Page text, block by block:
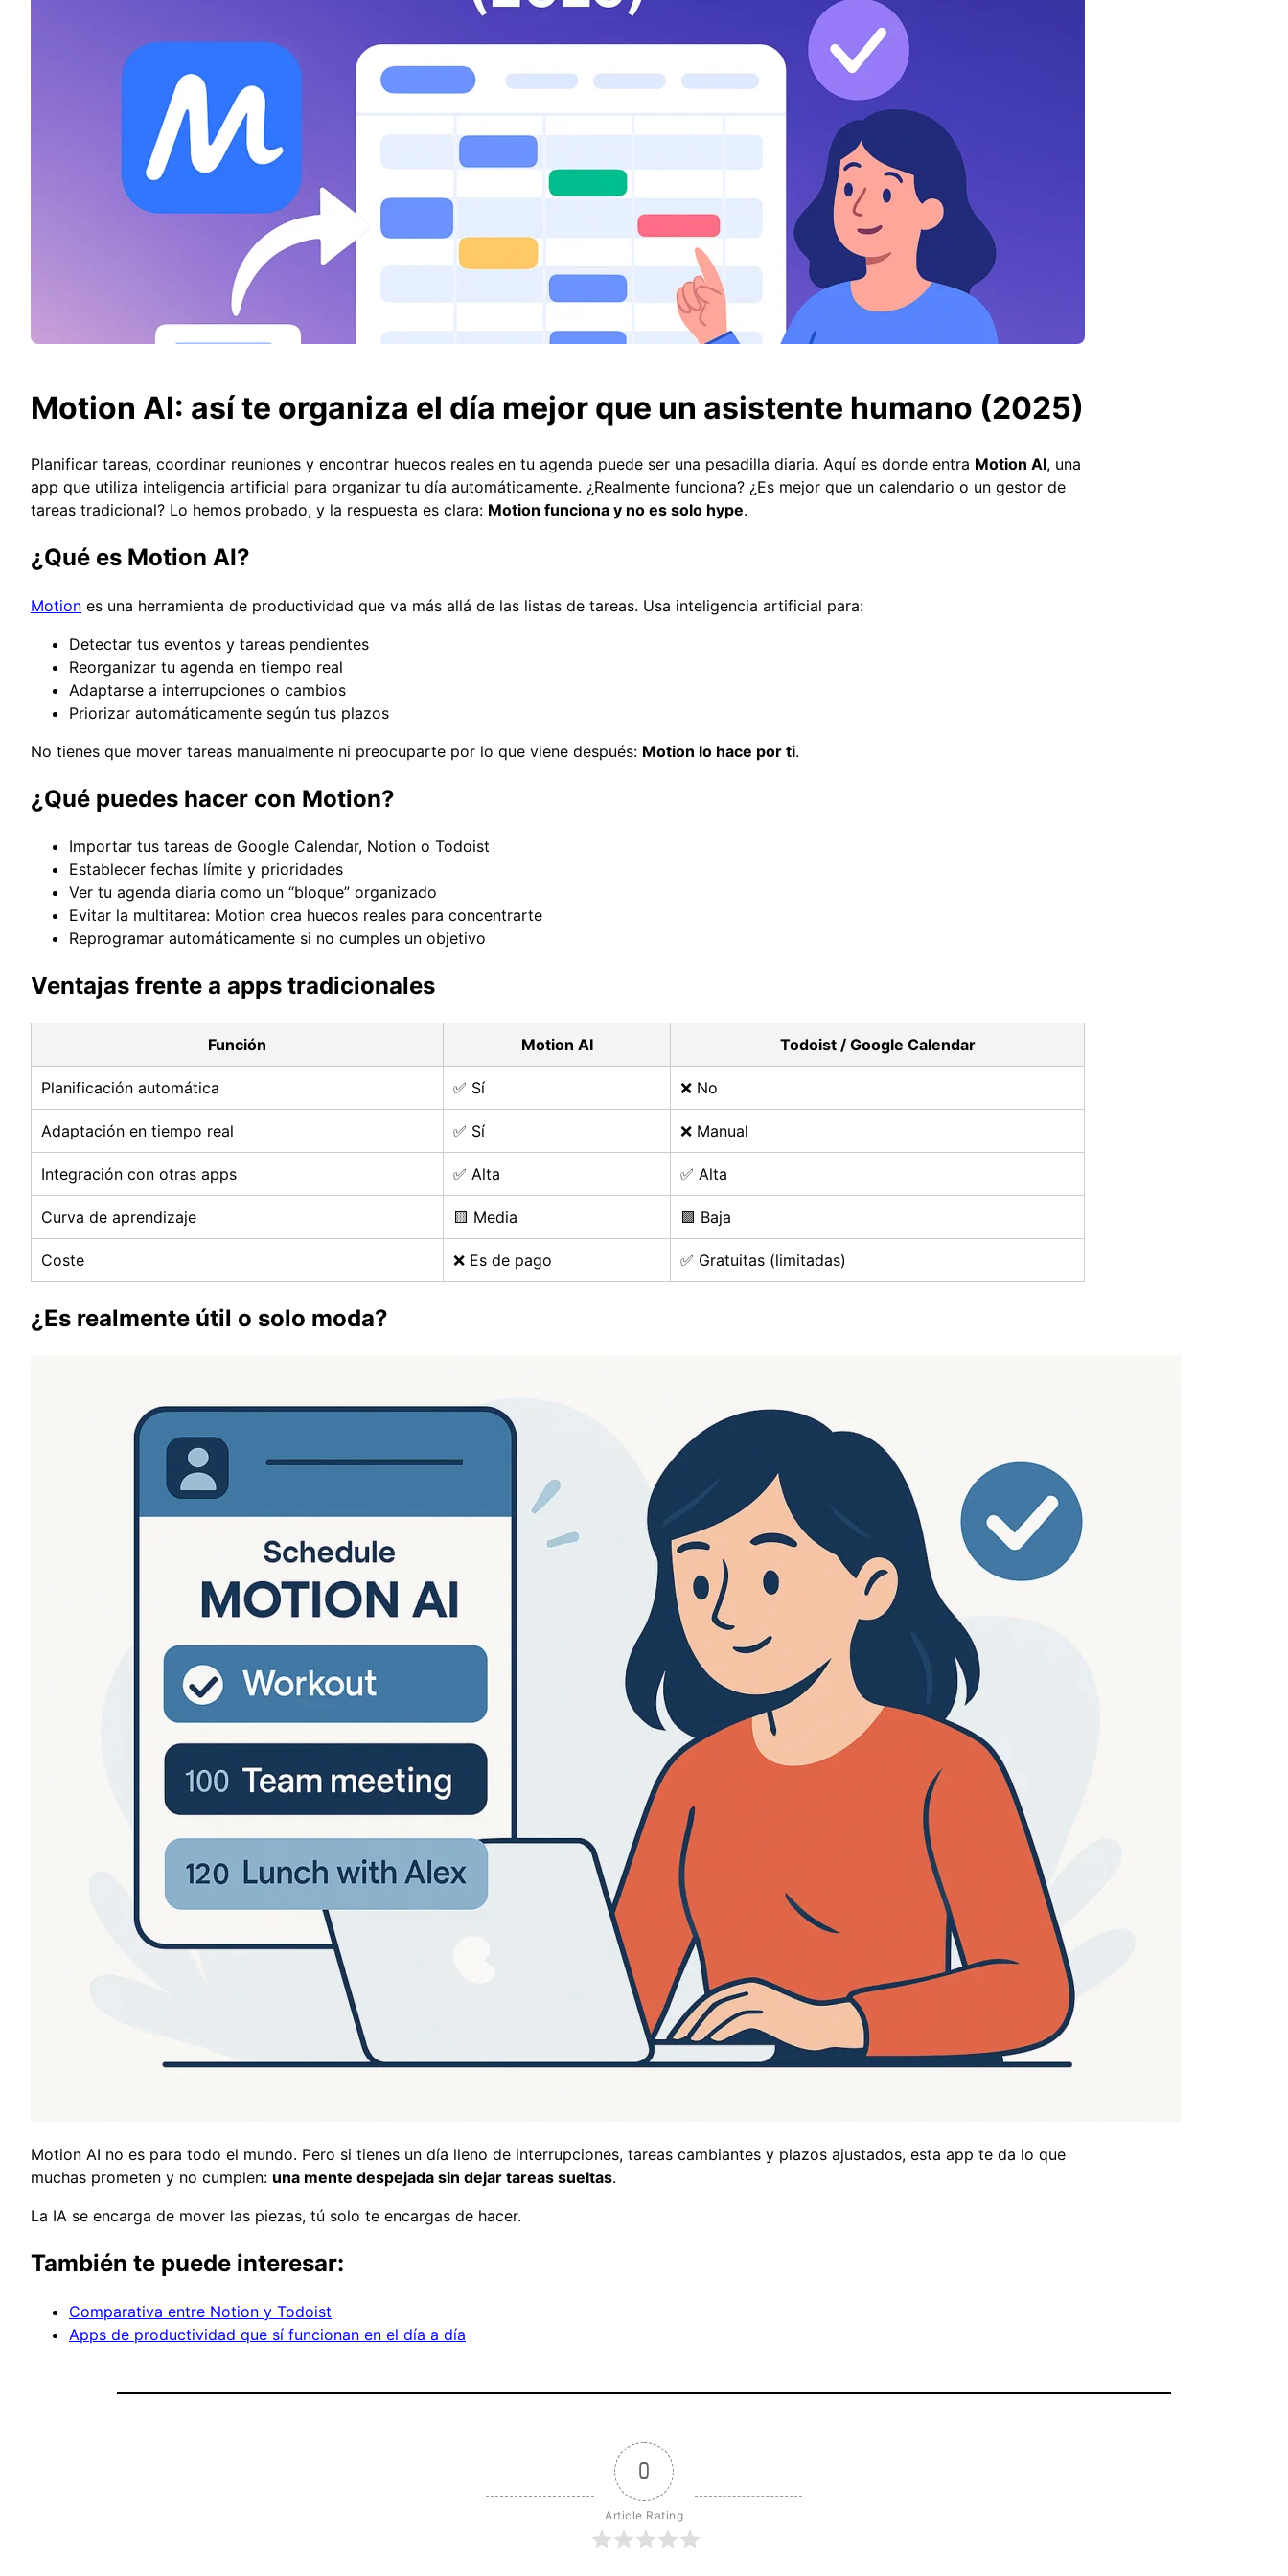
Motion AI: así te organiza el día mejor que un asistente humano (2025)
Planificar tareas, coordinar reuniones y encontrar huecos reales en tu agenda puede ser una pesadilla diaria. Aquí es donde entra Motion AI, una
app que utiliza inteligencia artificial para organizar tu día automáticamente. ¿Realmente funciona? ¿Es mejor que un calendario o un gestor de
tareas tradicional? Lo hemos probado, y la respuesta es clara: Motion funciona y no es solo hype.
¿Qué es Motion AI?
Motion es una herramienta de productividad que va más allá de las listas de tareas. Usa inteligencia artificial para:
Detectar tus eventos y tareas pendientes
Reorganizar tu agenda en tiempo real
Adaptarse a interrupciones o cambios
Priorizar automáticamente según tus plazos
No tienes que mover tareas manualmente ni preocuparte por lo que viene después: Motion lo hace por ti.
¿Qué puedes hacer con Motion?
Importar tus tareas de Google Calendar, Notion o Todoist
Establecer fechas límite y prioridades
Ver tu agenda diaria como un “bloque” organizado
Evitar la multitarea: Motion crea huecos reales para concentrarte
Reprogramar automáticamente si no cumples un objetivo
Ventajas frente a apps tradicionales
Función Motion AI Todoist / Google Calendar
Planificación automática ✅ Sí ❌ No
Adaptación en tiempo real ✅ Sí ❌ Manual
Integración con otras apps ✅ Alta ✅ Alta
Curva de aprendizaje 🟨 Media 🟩 Baja
Coste ❌ Es de pago ✅ Gratuitas (limitadas)
¿Es realmente útil o solo moda?
Motion AI no es para todo el mundo. Pero si tienes un día lleno de interrupciones, tareas cambiantes y plazos ajustados, esta app te da lo que
muchas prometen y no cumplen: una mente despejada sin dejar tareas sueltas.
La IA se encarga de mover las piezas, tú solo te encargas de hacer.
También te puede interesar:
Comparativa entre Notion y Todoist
Apps de productividad que sí funcionan en el día a día
0
Article Rating